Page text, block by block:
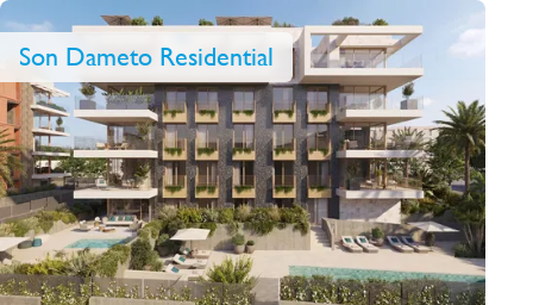
Son Dameto Residential